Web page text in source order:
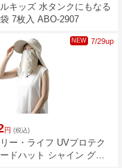
キッズ 水タンクにもなる
7枚入 ABO-2907
NEW 7/29up
円 (税込)
ー・ライフ UVプロテク
ードハット シャイン グレ